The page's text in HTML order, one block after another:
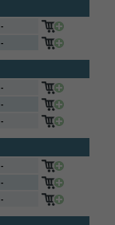
-
-
-
-
-
-
-
-